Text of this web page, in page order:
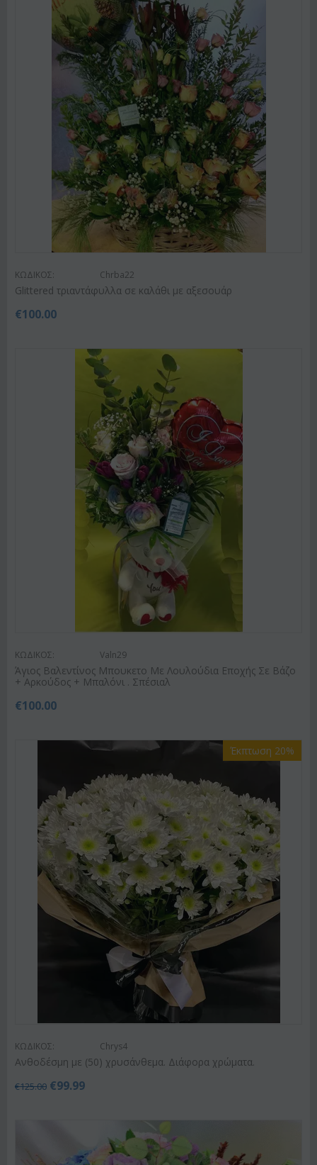
ΚΩΔΙΚΟΣ: Chrba22
Glittered τριαντάφυλλα σε καλάθι με αξεσουάρ
€100.00
ΚΩΔΙΚΟΣ: Valn29
Άγιος Βαλεντίνος Μπουκετο Με Λουλούδια Εποχής Σε Βάζο
+ Αρκούδος + Μπαλόνι . Σπέσιαλ
€100.00
Έκπτωση 20%
ΚΩΔΙΚΟΣ: Chrys4
Ανθοδέσμη με (50) χρυσάνθεμα. Διάφορα χρώματα.
€125.00 €99.99